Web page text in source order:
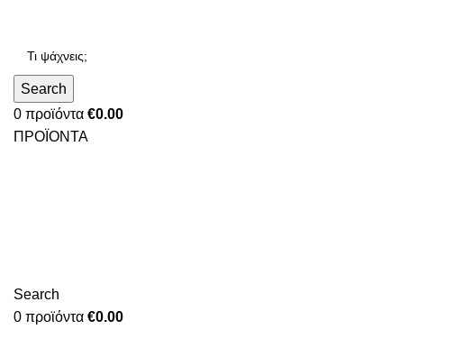
Search
0 προϊόντα €0.00
ΠΡΟΪΟΝΤΑ
Search
0 προϊόντα €0.00